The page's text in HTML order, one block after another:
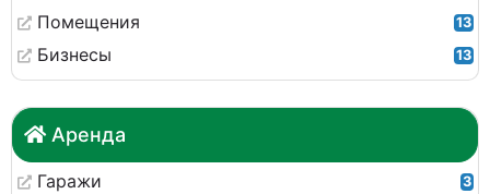
Помещения 13
Бизнесы 13
Аренда
Гаражи 3